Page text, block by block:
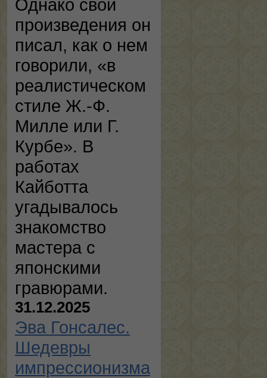
Однако свои
произведения он
писал, как о нем
говорили, «в
реалистическом
стиле Ж.-Ф.
Милле или Г.
Курбе». В
работах
Кайботта
угадывалось
знакомство
мастера с
японскими
гравюрами.
31.12.2025
Эва Гонсалес.
Шедевры
импрессионизма